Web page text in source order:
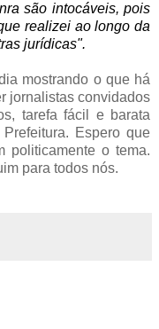
são intocáveis, pois
realizei ao longo da
jurídicas".
mostrando o que há
jornalistas convidados
tarefa fácil e barata
Espero que
politicamente o tema.
para todos nós.